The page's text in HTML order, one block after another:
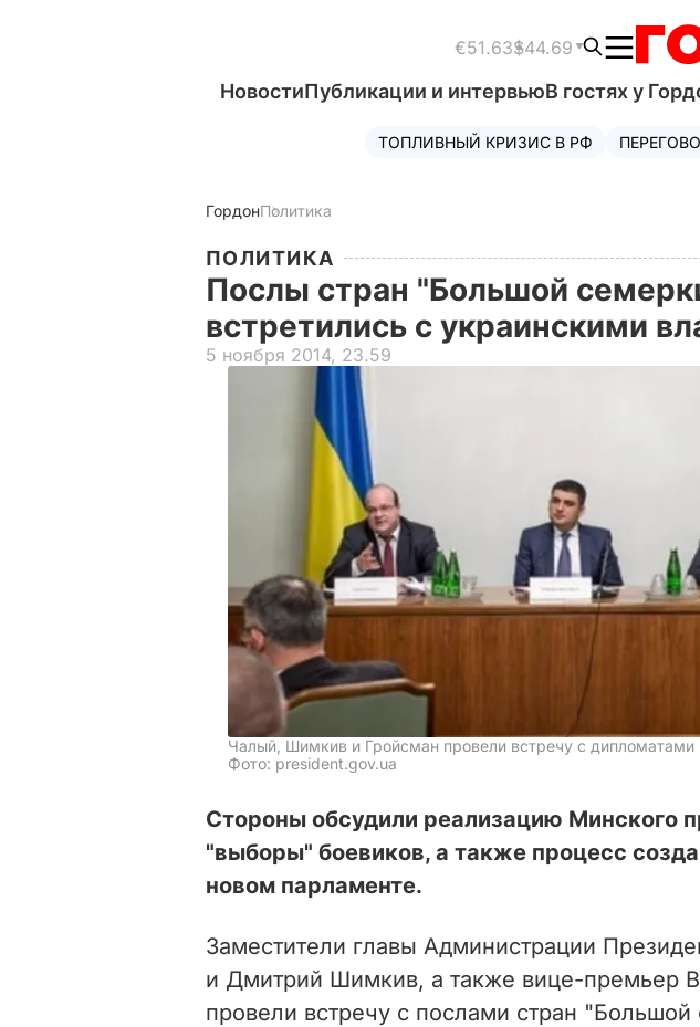
€51.63$44.69
НовостиПубликации и интервьюВ гостях у
ТОПЛИВНЫЙ КРИЗИС В РФ
ГордонПолитика
ПОЛИТИКА
Послы стран "Большой
встретились с украинскими
5 ноября 2014, 23.59
Чалый, Шимкив и Гройсман провели встречу с дипломатами
Фото: president.gov.ua
Стороны обсудили реализацию Минского
"выборы" боевиков, а также процесс
новом парламенте.
Заместители главы Администрации
и Дмитрий Шимкив, а также вице-премьер
провели встречу с послами стран